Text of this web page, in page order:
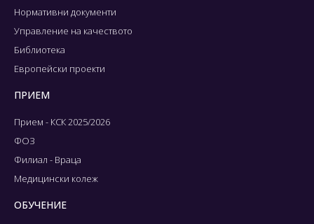
Нормативни документи
Управление на качеството
Библиотека
Европейски проекти
ПРИЕМ
Прием - КСК 2025/2026
ФОЗ
Филиал - Враца
Медицински колеж
ОБУЧЕНИЕ